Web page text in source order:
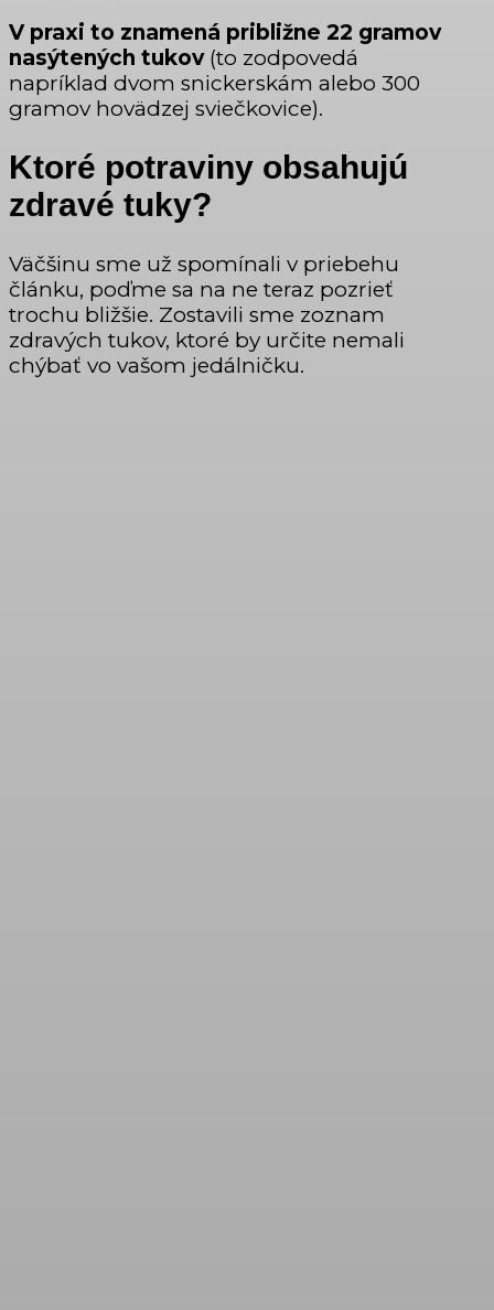
V praxi to znamená približne 22 gramov
nasýtených tukov(to zodpovedá
napríklad dvom snickerskám alebo 300
gramov hovädzej sviečkovice).
Ktoré potraviny obsahujú
zdravé tuky?
Väčšinu sme už spomínali v priebehu
článku, poďme sa na ne teraz pozrieť
trochu bližšie. Zostavili sme zoznam
zdravých tukov, ktoré by určite nemali
chýbať vo vašom jedálničku.